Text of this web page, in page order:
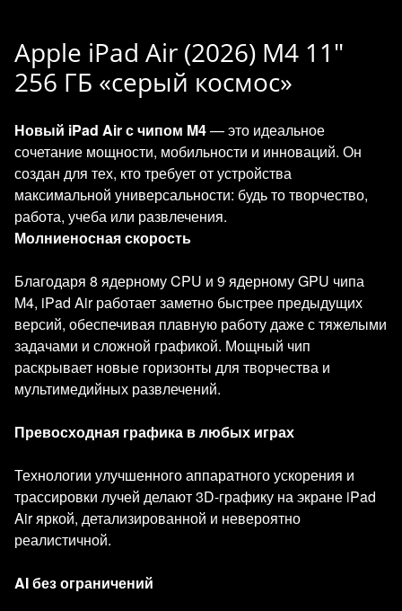
Apple iPad Air (2026) M4 11"
256 ГБ «серый космос»
Новый iPad Air с чипом M4— это идеальное
сочетание мощности, мобильности и инноваций. Он
создан для тех, кто требует от устройства
максимальной универсальности: будь то творчество,
работа, учеба или развлечения.
Молниеносная скорость
Благодаря 8 ядерному CPU и 9 ядерному GPU чипа
M4, iPad Air работает заметно быстрее предыдущих
версий, обеспечивая плавную работу даже с тяжелыми
задачами и сложной графикой. Мощный чип
раскрывает новые горизонты для творчества и
мультимедийных развлечений.
Превосходная графика в любых играх
Технологии улучшенного аппаратного ускорения и
трассировки лучей делают 3D-графику на экране iPad
Air яркой, детализированной и невероятно
реалистичной.
AI без ограничений